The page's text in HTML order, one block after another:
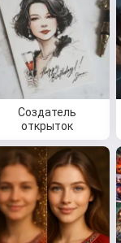
Создатель
открыток